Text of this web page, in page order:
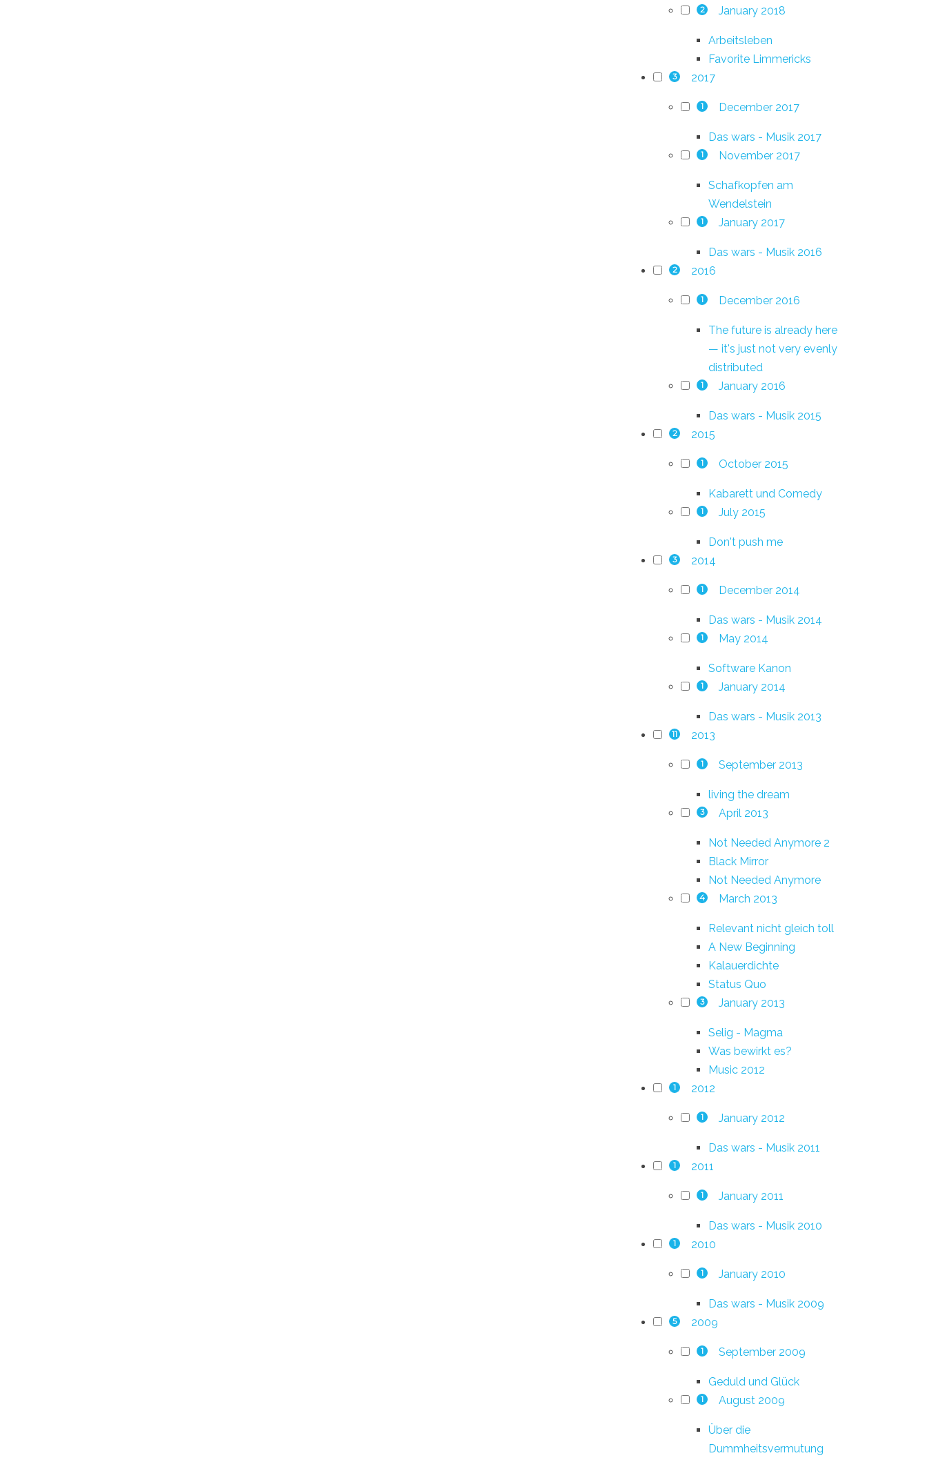
2 January 2018
Arbeitsleben
Favorite Limmericks
3 2017
1 December 2017
Das wars - Musik 2017
1 November 2017
Schafkopfen am
Wendelstein
1 January 2017
Das wars - Musik 2016
2 2016
1 December 2016
The future is already here
— it's just not very evenly
distributed
1 January 2016
Das wars - Musik 2015
2 2015
1 October 2015
Kabarett und Comedy
1 July 2015
Don't push me
3 2014
1 December 2014
Das wars - Musik 2014
1 May 2014
Software Kanon
1 January 2014
Das wars - Musik 2013
11 2013
1 September 2013
living the dream
3 April 2013
Not Needed Anymore 2
Black Mirror
Not Needed Anymore
4 March 2013
Relevant nicht gleich toll
A New Beginning
Kalauerdichte
Status Quo
3 January 2013
Selig - Magma
Was bewirkt es?
Music 2012
1 2012
1 January 2012
Das wars - Musik 2011
1 2011
1 January 2011
Das wars - Musik 2010
1 2010
1 January 2010
Das wars - Musik 2009
5 2009
1 September 2009
Geduld und Glück
1 August 2009
Über die
Dummheitsvermutung